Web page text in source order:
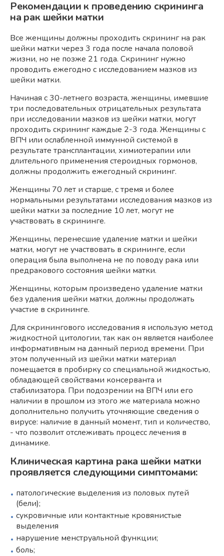
Рекомендации к проведению скрининга
на рак шейки матки
Все женщины должны проходить скрининг на рак
шейки матки через 3 года после начала половой
жизни, но не позже 21 года. Скрининг нужно
проводить ежегодно с исследованием мазков из
шейки матки.
Начиная с 30-летнего возраста, женщины, имевшие
три последовательных отрицательных результата
при исследовании мазков из шейки матки, могут
проходить скрининг каждые 2-3 года. Женщины с
ВПЧ или ослабленной иммунной системой в
результате трансплантации, химиотерапии или
длительного применения стероидных гормонов,
должны продолжить ежегодный скрининг.
Женщины 70 лет и старше, с тремя и более
нормальными результатами исследования мазков из
шейки матки за последние 10 лет, могут не
участвовать в скрининге.
Женщины, перенесшие удаление матки и шейки
матки, могут не участвовать в скрининге, если
операция была выполнена не по поводу рака или
предракового состояния шейки матки.
Женщины, которым произведено удаление матки
без удаления шейки матки, должны продолжать
участие в скрининге.
Для скринингового исследования я использую метод
жидкостной цитологии, так как он является наиболее
информативным на данный период времени. При
этом полученный из шейки матки материал
помещается в пробирку со специальной жидкостью,
обладающей свойствами консерванта и
стабилизатора. При подозрении на ВПЧ или его
наличии в прошлом из этого же материала можно
дополнительно получить уточняющие сведения о
вирусе: наличие в данный момент, тип и количество,
- что позволит отслеживать процесс лечения в
динамике.
Клиническая картина рака шейки матки
проявляется следующими симптомами:
патологические выделения из половых путей
(бели);
сукровичные или контактные кровянистые
выделения
нарушение менструальной функции;
боль;